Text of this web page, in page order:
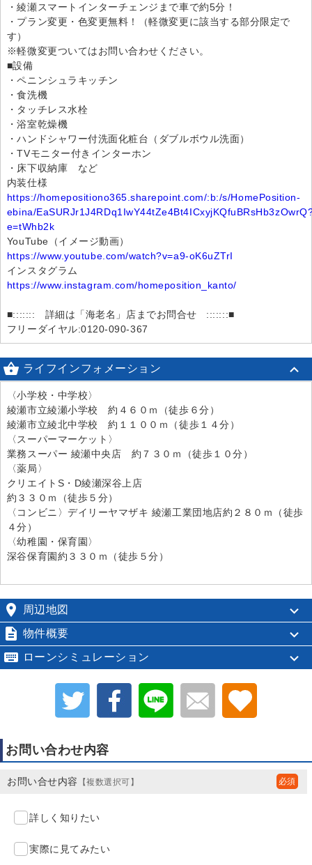
・綾瀬スマートインターチェンジまで車で約5分！
・プラン変更・色変更無料！（軽微変更に該当する部分限定で
す）
※軽微変更ついてはお問い合わせください。
■設備
・ペニンシュラキッチン
・食洗機
・タッチレス水栓
・浴室乾燥機
・ハンドシャワー付洗面化粧台（ダブルボウル洗面）
・TVモニター付きインターホン
・床下収納庫 など
内装仕様
https://homepositiono365.sharepoint.com/:b:/s/HomePosition-
ebina/
e=tWhb2k
YouTube（イメージ動画）
https://www.youtube.com/watch?v=a9-oK6uZTrI
インスタグラム
https://www.instagram.com/homeposition_kanto/
■::::::: 詳細は「海老名」店までお問合せ :::::::■
フリーダイヤル:0120-090-367
 ライフインフォメーション
〈小学校・中学校〉
綾瀬市立綾瀬小学校 約４６０ｍ（徒歩６分）
綾瀬市立綾北中学校 約１１００ｍ（徒歩１４分）
〈スーパーマーケット〉
業務スーパー 綾瀬中央店 約７３０ｍ（徒歩１０分）
〈薬局〉
クリエイトS・D綾瀬深谷上店
約３３０ｍ（徒歩５分）
〈コンビニ〉デイリーヤマザキ 綾瀬工業団地店約２８０ｍ（徒歩
４分）
〈幼稚園・保育園〉
深谷保育園約３３０ｍ（徒歩５分）
 周辺地図
 物件概要
 ローンシミュレーション
お問い合わせ内容
お問い合せ内容 【複数選択可】
詳しく知りたい
実際に見てみたい